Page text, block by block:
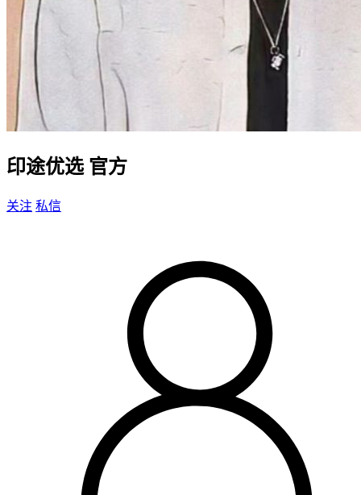
印途优选 官方
关注 私信